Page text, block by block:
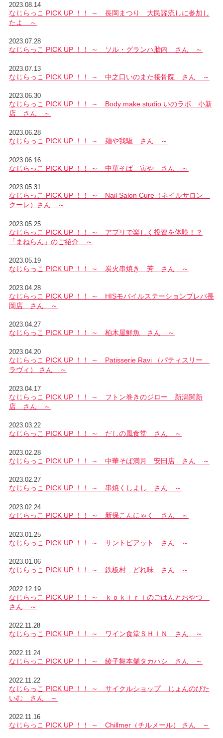
2023.08.14
なじらっこ PICK UP ！！ ～ 長岡まつり 大民謡流しに参加し
たよ ～
2023.07.28
なじらっこ PICK UP ！！ ～ ソル・グランハ胎内 さん ～
2023.07.13
なじらっこ PICK UP ！！ ～ 中之口いのまた接骨院 さん ～
2023.06.30
なじらっこ PICK UP ！！ ～ Body make studio いのラボ 小新
店 さん ～
2023.06.28
なじらっこ PICK UP ！！ ～ 麺や我駆 さん ～
2023.06.16
なじらっこ PICK UP ！！ ～ 中華そば 寅や さん ～
2023.05.31
なじらっこ PICK UP ！！ ～ Nail Salon Cure（ネイルサロン
クーレ）さん ～
2023.05.25
なじらっこ PICK UP ！！ ～ アプリで楽しく投資を体験！？
「まねらん」のご紹介 ～
2023.05.19
なじらっこ PICK UP ！！ ～ 炭火串焼き 芳 さん ～
2023.04.28
なじらっこ PICK UP ！！ ～ HISモバイルステーションプレバ長
岡店 さん ～
2023.04.27
なじらっこ PICK UP ！！ ～ 柏木屋鮮魚 さん ～
2023.04.20
なじらっこ PICK UP ！！ ～ Patisserie Ravi （パティスリー
ラヴィ） さん ～
2023.04.17
なじらっこ PICK UP ！！ ～ フトン巻きのジロー 新潟関新
店 さん ～
2023.03.22
なじらっこ PICK UP ！！ ～ だしの風食堂 さん ～
2023.02.28
なじらっこ PICK UP ！！ ～ 中華そば満月 安田店 さん ～
2023.02.27
なじらっこ PICK UP ！！ ～ 串焼くしよし さん ～
2023.02.24
なじらっこ PICK UP ！！ ～ 新保こんにゃく さん ～
2023.01.25
なじらっこ PICK UP ！！ ～ サントピアット さん ～
2023.01.06
なじらっこ PICK UP ！！ ～ 鉄板村 どれ味 さん ～
2022.12.19
なじらっこ PICK UP ！！ ～ ｋｏｋｉｒｉのごはんとおやつ
さん ～
2022.11.28
なじらっこ PICK UP ！！ ～ ワイン食堂ＳＨＩＮ さん ～
2022.11.24
なじらっこ PICK UP ！！ ～ 綾子舞本舗タカハシ さん ～
2022.11.22
なじらっこ PICK UP ！！ ～ サイクルショップ じょんのびた
いむ さん ～
2022.11.16
なじらっこ PICK UP ！！ ～ Chillmer（チルメール） さん ～